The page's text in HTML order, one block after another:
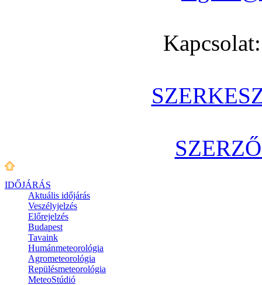
IDŐJÁRÁS
Aktuális időjárás
Veszélyjelzés
Előrejelzés
Budapest
Tavaink
Humánmeteorológia
Agrometeorológia
Repülésmeteorológia
MeteoStúdió